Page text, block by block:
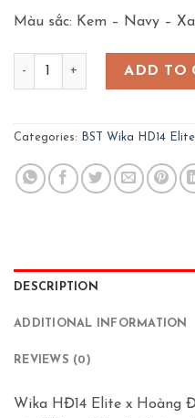
Màu sắc: Kem – Navy –
Giày Wika HĐ14 Elite - Màu
ADD TO
Categories: BST Wika HD14 Elite
DESCRIPTION
ADDITIONAL INFORMATION
REVIEWS (0)
Wika HĐ14 Elite x Hoàng